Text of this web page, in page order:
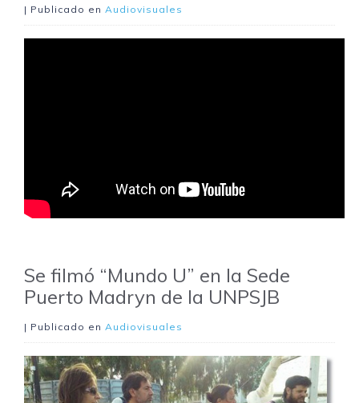
| Publicado en Audiovisuales
Se filmó “Mundo U” en la Sede
Puerto Madryn de la UNPSJB
| Publicado en Audiovisuales